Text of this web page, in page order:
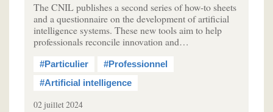
The CNIL publishes a second series of how-to sheets
and a questionnaire on the development of artificial
intelligence systems. These new tools aim to help
professionals reconcile innovation and…
#Particulier
#Professionnel
#Artificial intelligence
02 juillet 2024